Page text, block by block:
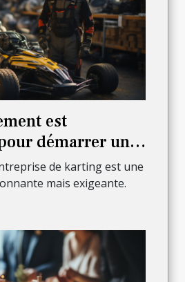
est
démarrer une
karting ?
de karting est une
mais exigeante.